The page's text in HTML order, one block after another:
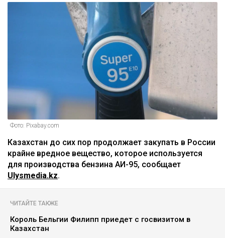
Фото: Pixabay.com
Казахстан до сих пор продолжает закупать в России
крайне вредное вещество, которое используется
для производства бензина АИ-95, сообщает
Ulysmedia.kz.
ЧИТАЙТЕ ТАКЖЕ
Король Бельгии Филипп приедет с госвизитом в
Казахстан